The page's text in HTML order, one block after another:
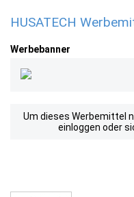
HUSATECH
Werbebanner
Um dieses Werbemittel
einloggen oder